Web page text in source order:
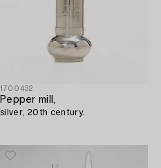
1700432
Pepper mill,
silver, 20th century.